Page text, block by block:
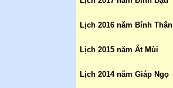
Lịch 2016 năm Bính Thân
Lịch 2015 năm Ất Mùi
Lịch 2014 năm Giáp Ngọ